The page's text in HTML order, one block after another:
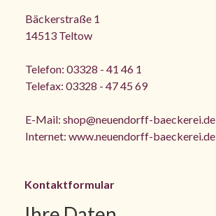
Bäckerstraße 1
14513 Teltow
Telefon: 03328 - 41 46 1
Telefax: 03328 - 47 45 69
E-Mail: shop@neuendorff-baeckerei.de
Internet: www.neuendorff-baeckerei.de
Kontaktformular